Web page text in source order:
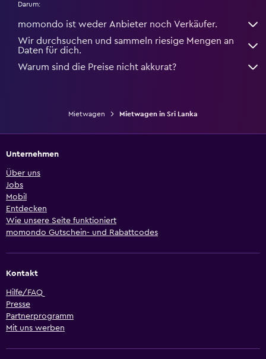
Darum:
momondo ist weder Anbieter noch Verkäufer.
Wir durchsuchen und sammeln riesige Mengen an
Daten für dich.
Warum sind die Preise nicht akkurat?
Mietwagen Mietwagen in Sri Lanka
Unternehmen
Über uns
Jobs
Mobil
Entdecken
Wie unsere Seite funktioniert
momondo Gutschein- und Rabattcodes
Kontakt
Hilfe/FAQ
Presse
Partnerprogramm
Mit uns werben